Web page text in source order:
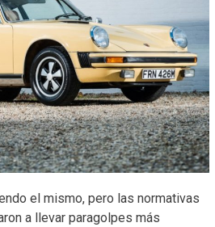
el mismo, pero las normativas
a llevar paragolpes más